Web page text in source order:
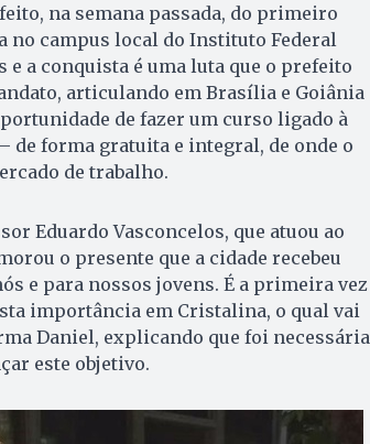
na semana passada, do primeiro
no campus local do Instituto Federal
e a conquista é uma luta que o prefeito
articulando em Brasília e Goiânia
de fazer um curso ligado à
forma gratuita e integral, de onde o
de trabalho.
Eduardo Vasconcelos, que atuou ao
o presente que a cidade recebeu
e para nossos jovens. É a primeira vez
importância em Cristalina, o qual vai
Daniel, explicando que foi necessária
este objetivo.